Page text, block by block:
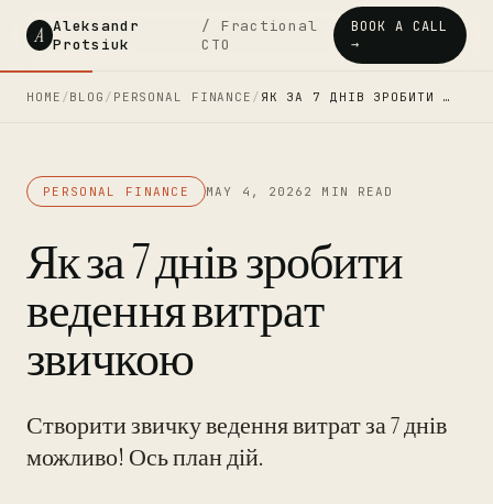
A Aleksandr
Protsiuk
/ Fractional
CTO
BOOK A CALL
→
HOME /BLOG / PERSONAL FINANCE / ЯК ЗА 7 ДНІВ ЗРОБИТИ …
PERSONAL FINANCE MAY 4, 2026 2 MIN READ
Як за 7 днів зробити
ведення витрат
звичкою
Створити звичку ведення витрат за 7 днів
можливо! Ось план дій.